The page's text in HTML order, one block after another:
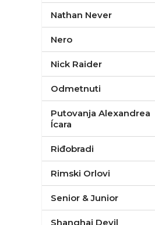
Nathan Never
Nero
Nick Raider
Odmetnuti
Putovanja Alexandrea
Ícara
Riđobradi
Rimski Orlovi
Senior & Junior
Shanghai Devil